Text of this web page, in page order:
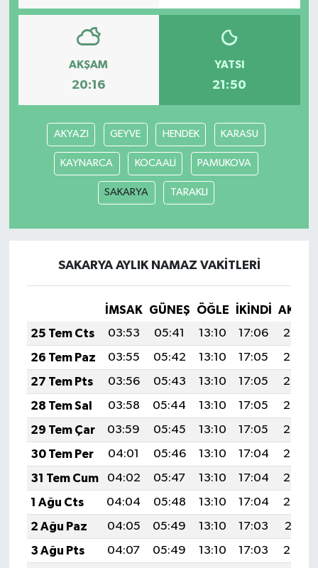
AKŞAM
20:16
YATSI
21:50
AKYAZI GEYVE HENDEK KARASU
KAYNARCA KOCAALİ PAMUKOVA
SAKARYA TARAKLI
SAKARYA AYLIK NAMAZ VAKITLERI
İMSAK GÜNEŞ ÖĞLE İKINDI
25 Tem Cts
03:53 05:41 13:10 17:06
20:29
26 Tem Paz
03:55 05:42 13:10 17:05
20:28
27 Tem Pts
03:56 05:43 13:10 17:05
20:27
28 Tem Sal
03:58 05:44 13:10 17:05
20:26
29 Tem Çar
03:59 05:45 13:10 17:05
20:25
30 Tem Per
04:01 05:46 13:10 17:04
20:24
31 Tem Cum
04:02 05:47 13:10 17:04
20:23
1 Ağu Cts
04:04 05:48 13:10 17:04
20:22
2 Ağu Paz
04:05 05:49 13:10 17:03
20:21
3 Ağu Pts
04:07 05:49 13:10 17:03
20:20